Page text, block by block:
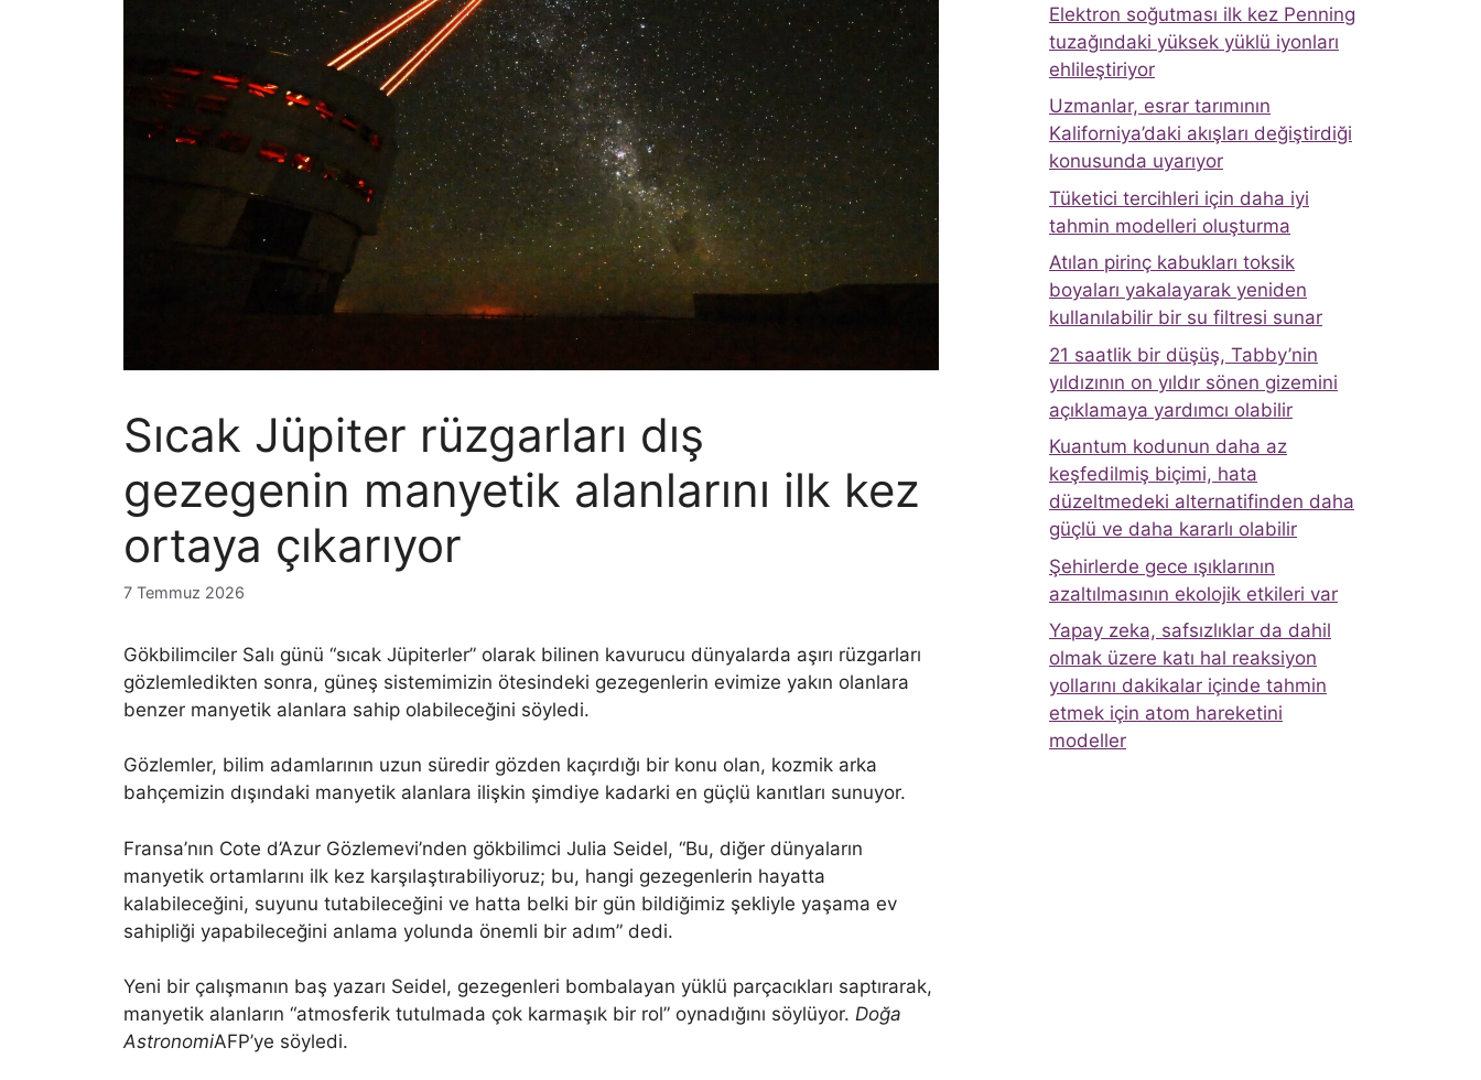
Sıcak Jüpiter rüzgarları dış
gezegenin manyetik alanlarını ilk kez
ortaya çıkarıyor
7 Temmuz 2026
Gökbilimciler Salı günü “sıcak Jüpiterler” olarak bilinen kavurucu dünyalarda aşırı rüzgarları
gözlemledikten sonra, güneş sistemimizin ötesindeki gezegenlerin evimize yakın olanlara
benzer manyetik alanlara sahip olabileceğini söyledi.
Gözlemler, bilim adamlarının uzun süredir gözden kaçırdığı bir konu olan, kozmik arka
bahçemizin dışındaki manyetik alanlara ilişkin şimdiye kadarki en güçlü kanıtları sunuyor.
Fransa’nın Cote d’Azur Gözlemevi’nden gökbilimci Julia Seidel, “Bu, diğer dünyaların
manyetik ortamlarını ilk kez karşılaştırabiliyoruz; bu, hangi gezegenlerin hayatta
kalabileceğini, suyunu tutabileceğini ve hatta belki bir gün bildiğimiz şekliyle yaşama ev
sahipliği yapabileceğini anlama yolunda önemli bir adım” dedi.
Yeni bir çalışmanın baş yazarı Seidel, gezegenleri bombalayan yüklü parçacıkları saptırarak,
manyetik alanların “atmosferik tutulmada çok karmaşık bir rol” oynadığını söylüyor. Doğa
AstronomiAFP’ye söyledi.
Elektron soğutması ilk kez Penning
tuzağındaki yüksek yüklü iyonları
ehlileştiriyor
Uzmanlar, esrar tarımının
Kaliforniya’daki akışları değiştirdiği
konusunda uyarıyor
Tüketici tercihleri ​​için daha iyi
tahmin modelleri oluşturma
Atılan pirinç kabukları toksik
boyaları yakalayarak yeniden
kullanılabilir bir su filtresi sunar
21 saatlik bir düşüş, Tabby’nin
yıldızının on yıldır sönen gizemini
açıklamaya yardımcı olabilir
Kuantum kodunun daha az
keşfedilmiş biçimi, hata
düzeltmedeki alternatifinden daha
güçlü ve daha kararlı olabilir
Şehirlerde gece ışıklarının
azaltılmasının ekolojik etkileri var
Yapay zeka, safsızlıklar da dahil
olmak üzere katı hal reaksiyon
yollarını dakikalar içinde tahmin
etmek için atom hareketini
modeller